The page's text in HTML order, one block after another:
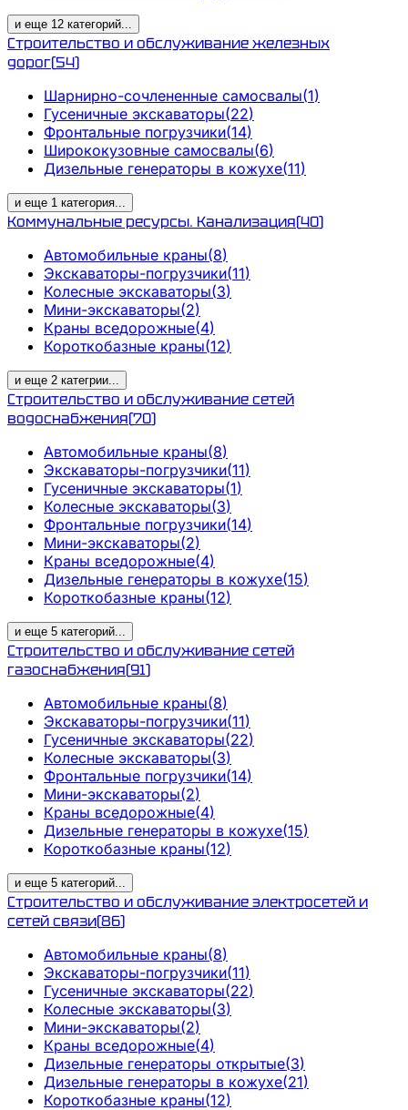
и еще 12 категорий...
Строительство и обслуживание железных
дорог(54)
Шарнирно-сочлененные самосвалы(1)
Гусеничные экскаваторы(22)
Фронтальные погрузчики(14)
Ширококузовные самосвалы(6)
Дизельные генераторы в кожухе(11)
и еще 1 категория...
Коммунальные ресурсы. Канализация(40)
Автомобильные краны(8)
Экскаваторы-погрузчики(11)
Колесные экскаваторы(3)
Мини-экскаваторы(2)
Краны вседорожные(4)
Короткобазные краны(12)
и еще 2 категрии...
Строительство и обслуживание сетей
водоснабжения(70)
Автомобильные краны(8)
Экскаваторы-погрузчики(11)
Гусеничные экскаваторы(1)
Колесные экскаваторы(3)
Фронтальные погрузчики(14)
Мини-экскаваторы(2)
Краны вседорожные(4)
Дизельные генераторы в кожухе(15)
Короткобазные краны(12)
и еще 5 категорий...
Строительство и обслуживание сетей
газоснабжения(91)
Автомобильные краны(8)
Экскаваторы-погрузчики(11)
Гусеничные экскаваторы(22)
Колесные экскаваторы(3)
Фронтальные погрузчики(14)
Мини-экскаваторы(2)
Краны вседорожные(4)
Дизельные генераторы в кожухе(15)
Короткобазные краны(12)
и еще 5 категорий...
Строительство и обслуживание электросетей и
сетей связи(86)
Автомобильные краны(8)
Экскаваторы-погрузчики(11)
Гусеничные экскаваторы(22)
Колесные экскаваторы(3)
Мини-экскаваторы(2)
Краны вседорожные(4)
Дизельные генераторы открытые(3)
Дизельные генераторы в кожухе(21)
Короткобазные краны(12)